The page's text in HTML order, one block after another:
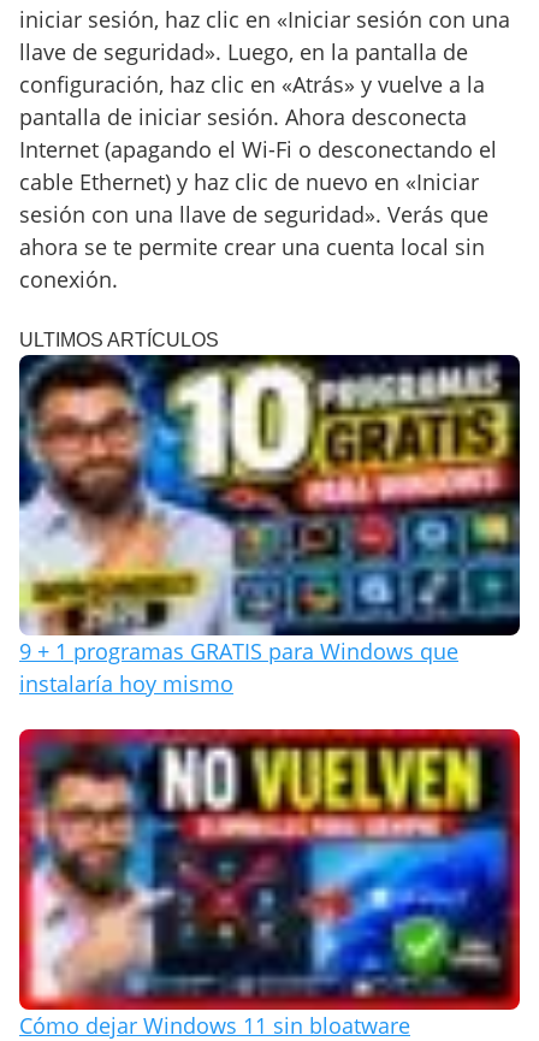
iniciar sesión, haz clic en «Iniciar sesión con una
llave de seguridad». Luego, en la pantalla de
configuración, haz clic en «Atrás» y vuelve a la
pantalla de iniciar sesión. Ahora desconecta
Internet (apagando el Wi-Fi o desconectando el
cable Ethernet) y haz clic de nuevo en «Iniciar
sesión con una llave de seguridad». Verás que
ahora se te permite crear una cuenta local sin
conexión.
ULTIMOS ARTÍCULOS
9 + 1 programas GRATIS para Windows que
instalaría hoy mismo
Cómo dejar Windows 11 sin bloatware